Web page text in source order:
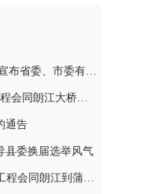
会同县召开领导干部会议 宣布省委、市委有关人事安排的决定
关于Ｓ556省道路面改善工程会同朗江大桥至蒲稳路段施工期间实施交通管制的通告
通告
县委换届选举风气
关于对S556省道路面改善工程会同朗江到蒲稳路段施工期间实行交通管制的通告